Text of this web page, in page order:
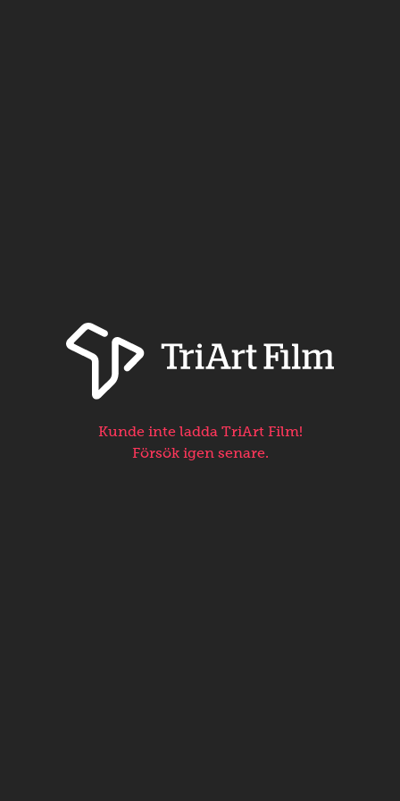
Kunde inte ladda TriArt Film!
Försök igen senare.